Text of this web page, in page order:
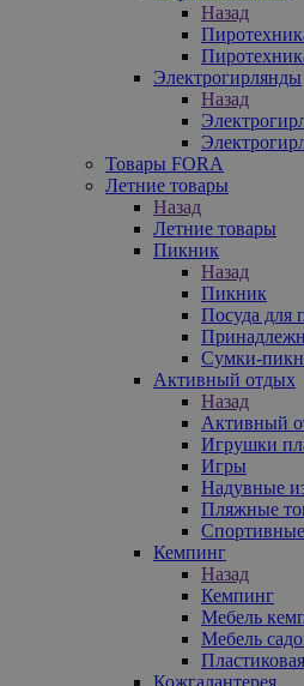
Назад
Электрогирлянды
Назад
Товары FORA
Летние товары
Назад
Летние товары
Пикник
Назад
Пикник
Посуда для
Сумки-
Активный отдых
Назад
Активный
Игрушки
Игры
Надувные
Пляжные
Кемпинг
Назад
Кемпинг
Мебель
Мебель
Кожгалантерея